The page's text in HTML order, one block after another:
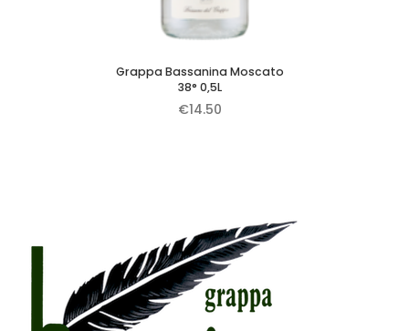
Grappa Bassanina Moscato
38° 0,5L
€14.50